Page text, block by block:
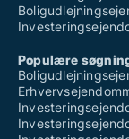
Populære